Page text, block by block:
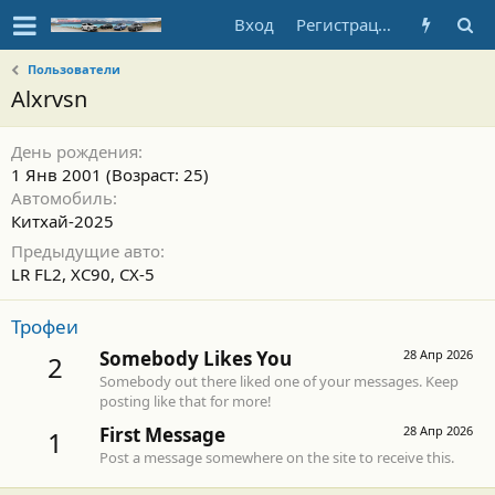
Вход Регистрация
Пользователи
Alxrvsn
День рождения
1 Янв 2001 (Возраст: 25)
Автомобиль
Китхай-2025
Предыдущие авто
LR FL2, XC90, CX-5
Трофеи
2 28 Апр 2026
Somebody Likes You
Somebody out there liked one of your messages. Keep
posting like that for more!
1 28 Апр 2026
First Message
Post a message somewhere on the site to receive this.